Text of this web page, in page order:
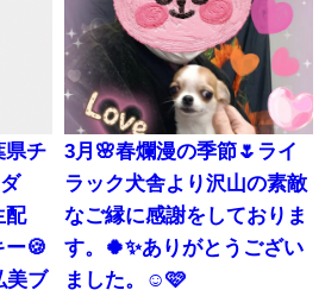
チ
🍪
美ブ
3月🌸春爛漫の季節🌷ライ
ラック犬舎より沢山の素敵
なご縁に感謝をしておりま
す。🍀✨ありがとうござい
ました。☺️🩷